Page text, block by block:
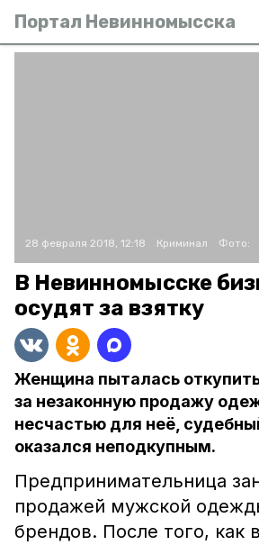
Портал Невинномысска
28 февраля 2018, 12:18 Криминал Фото:
В Невинномысске
осудят за взятку
Женщина пыталась
за незаконную продажу
несчастью для неё,
оказался неподкупным.
Предпринимательница
продажей мужской
брендов. После того, как